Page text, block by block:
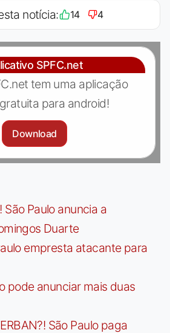
notícia: 14 4
SPFC.net
tem uma aplicação
gratuita para android!
Download
São Paulo anuncia a
Duarte
empresta atacante para
pode anunciar mais duas
São Paulo paga